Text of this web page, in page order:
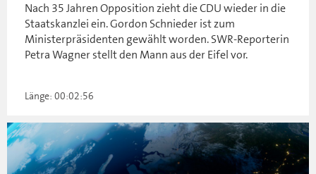
Nach 35 Jahren Opposition zieht die CDU wieder in die
Staatskanzlei ein. Gordon Schnieder ist zum
Ministerpräsidenten gewählt worden. SWR-Reporterin
Petra Wagner stellt den Mann aus der Eifel vor.
Länge: 00:02:56